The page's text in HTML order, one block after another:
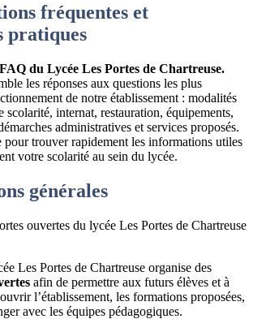
fréquentes et
pratiques
du Lycée Les Portes de Chartreuse.
les réponses aux questions les plus
de notre établissement : modalités
scolarité, internat, restauration, équipements,
administratives et services proposés.
pour trouver rapidement les informations utiles
votre scolarité au sein du lycée.
générales
ouvertes du lycée Les Portes de Chartreuse
Les Portes de Chartreuse organise des
afin de permettre aux futurs élèves et à
l’établissement, les formations proposées,
avec les équipes pédagogiques.